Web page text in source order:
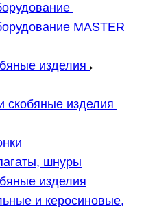
MASTER
изделия
скобяные изделия
шнуры
изделия
и керосиновые,